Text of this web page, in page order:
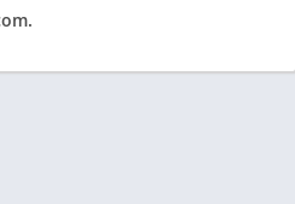
.